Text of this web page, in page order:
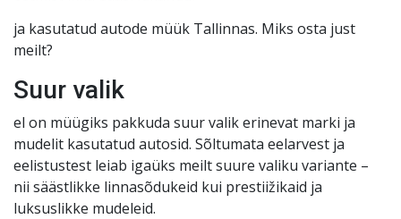
ja kasutatud autode müük Tallinnas. Miks osta just
meilt?
Suur valik
el on müügiks pakkuda suur valik erinevat marki ja
mudelit kasutatud autosid. Sõltumata eelarvest ja
eelistustest leiab igaüks meilt suure valiku variante –
nii säästlikke linnasõdukeid kui prestiižikaid ja
luksuslikke mudeleid.